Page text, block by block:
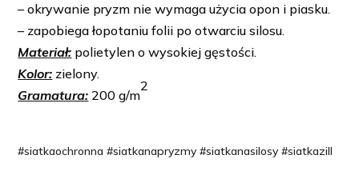
– okrywanie pryzm nie wymaga użycia opon i piasku.
– zapobiega łopotaniu folii po otwarciu silosu.
Materiał: polietylen o wysokiej gęstości.
Kolor: zielony.
Gramatura: 200 g/m
2
#siatkaochronna #siatkanapryzmy #siatkanasilosy #siatkazill